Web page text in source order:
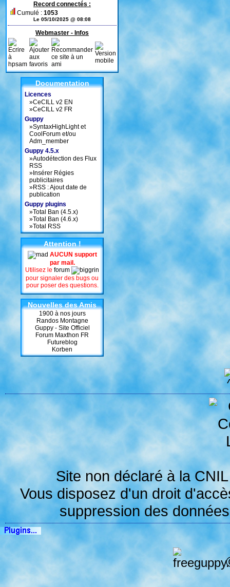
Record connectés :
Cumulé : 1053
Le 05/10/2025 @ 08:08
Webmaster - Infos
Documentation
Licences
»CeCILL v2 EN
»CeCILL v2 FR
Guppy
»SyntaxHighLight et
CoolForum et/ou
Adm_member
Guppy 4.5.x
»Autodétection des Flux
RSS
» Insérer Régies
publicitaires
»RSS : Ajout date de
publication
Guppy plugins
»Total Ban (4.5.x)
»Total Ban (4.6.x)
»Total RSS
Attention !
AUCUN support
par mail.
Utilisez le forum
pour signaler des bugs ou
pour poser des questions.
Nouvelles des Amis
1900 à nos jours
Randos Montagne
Guppy - Site Officiel
Forum Maxthon FR
Futureblog
Korben
Site non déclaré à la CNIL
Vous disposez d'un droit
suppression des